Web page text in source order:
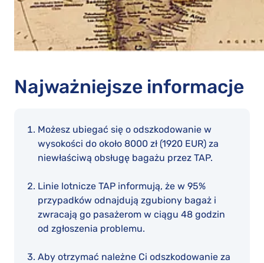
Najważniejsze informacje
Możesz ubiegać się o odszkodowanie w
wysokości do około 8000 zł (1920 EUR) za
niewłaściwą obsługę bagażu przez TAP.
Linie lotnicze TAP informują, że w 95%
przypadków odnajdują zgubiony bagaż i
zwracają go pasażerom w ciągu 48 godzin
od zgłoszenia problemu.
Aby otrzymać należne Ci odszkodowanie za